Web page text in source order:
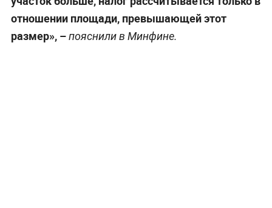
отношении площади, превышающей этот
размер», –пояснили в Минфине.